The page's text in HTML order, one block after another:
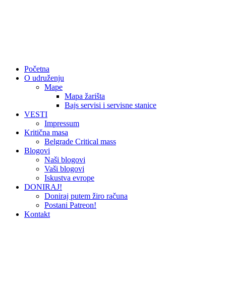
Početna
O udruženju
Mape
Mapa žarišta
Bajs servisi i servisne stanice
VESTI
Impressum
Kritična masa
Belgrade Critical mass
Blogovi
Naši blogovi
Vaši blogovi
Iskustva evrope
DONIRAJ!
Doniraj putem žiro računa
Postani Patreon!
Kontakt